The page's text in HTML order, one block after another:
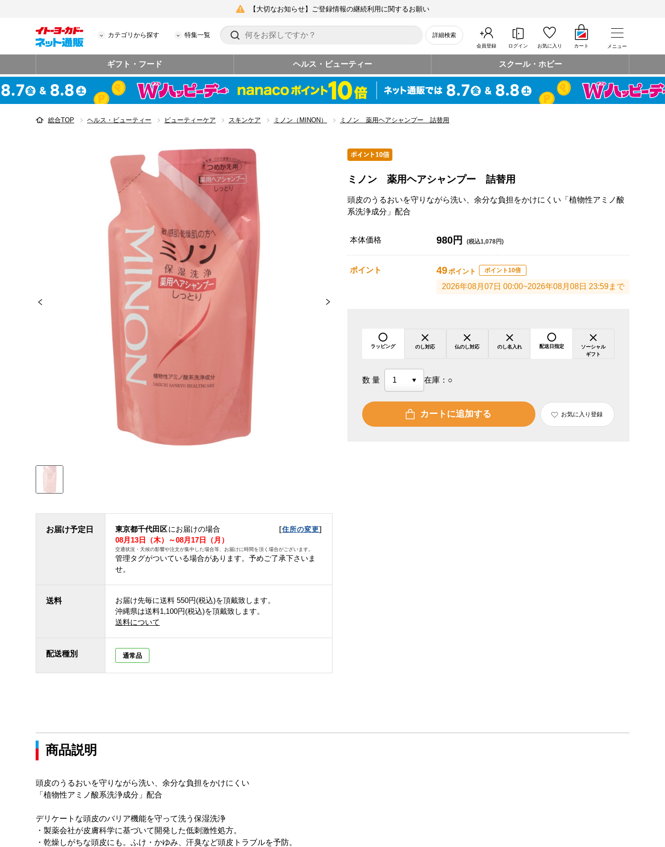
【大切なお知らせ】ご登録情報の継続利用に関するお願い
カテゴリから探す 特集一覧 詳細検索
会員登録 ログイン お気に入り カート メニュー
ギフト・フード ヘルス・ビューティー スクール・ホビー
総合TOP ヘルス・ビューティー ビューティーケア スキンケア ミノン（MINON） ミノン 薬用ヘアシャンプー 詰替用
お届け予定日 東京都千代田区にお届けの場合 [住所の変更]
08月13日（木）～08月17日（月）
交通状況・天候の影響や注文が集中した場合等、お届けに時間を頂く場合がございます。
管理タグがついている場合があります。予めご了承下さいま
せ。
送料 お届け先毎に送料 550円(税込)を頂戴致します。
沖縄県は送料1,100円(税込)を頂戴致します。
送料について
配送種別 通常品
ミノン 薬用ヘアシャンプー 詰替用
頭皮のうるおいを守りながら洗い、余分な負担をかけにくい「植物性アミノ酸
系洗浄成分」配合
本体価格 980円 (税込1,078円)
ポイント 49ポイント ポイント10倍
2026年08月07日 00:00~2026年08月08日 23:59まで
ラッピング のし対応 仏のし対応 のし名入れ 配送日指定
ソーシャル
ギフト
数量 在庫： ○
カートに追加する お気に入り登録
商品説明
頭皮のうるおいを守りながら洗い、余分な負担をかけにくい
「植物性アミノ酸系洗浄成分」配合
デリケートな頭皮のバリア機能を守って洗う保湿洗浄
・製薬会社が皮膚科学に基づいて開発した低刺激性処方。
・乾燥しがちな頭皮にも。ふけ・かゆみ、汗臭など頭皮トラブルを予防。